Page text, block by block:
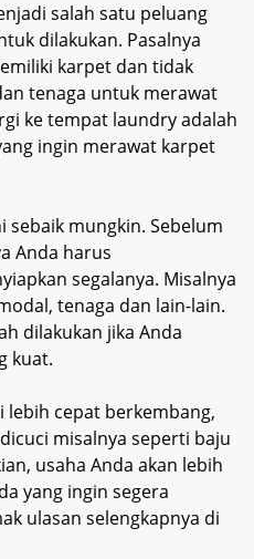
salah satu peluang
dilakukan. Pasalnya
karpet dan tidak
tenaga untuk merawat
ke tempat laundry adalah
ingin merawat karpet
sebaik mungkin. Sebelum
Anda harus
segalanya. Misalnya
tenaga dan lain-lain.
dilakukan jika Anda
kuat.
lebih cepat berkembang,
misalnya seperti baju
usaha Anda akan lebih
yang ingin segera
ulasan selengkapnya di